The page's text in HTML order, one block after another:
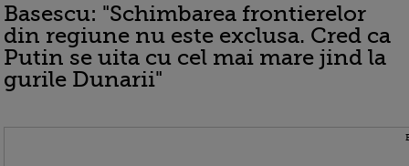
Basescu: "Schimbarea frontierelor
din regiune nu este exclusa. Cred ca
Putin se uita cu cel mai mare jind la
gurile Dunarii"